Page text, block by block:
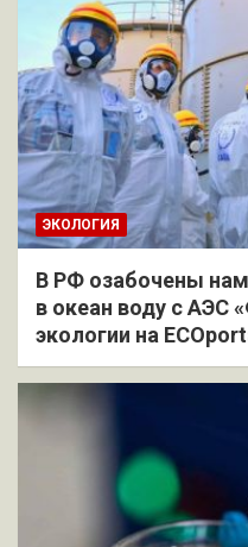
ЭКОЛОГИЯ
В РФ озабочены
в океан воду с АЭС
экологии на